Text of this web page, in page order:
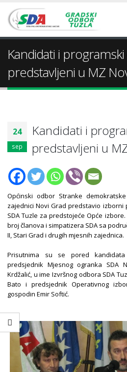
Kandidati i programski
predstavljeni u MZ
24
sep
Kandidati i
predstavljeni u
Općinski odbor Stranke
zajednici Novi Grad predstavio izborni
SDA Tuzle za predstojeće Opće
broj članova i simpatizera SDA sa
II, Stari Grad i drugih mjesnih zajednica.
Prisutnima su se pored
predsjednik Mjesnog ogranka SDA
Krdžalić, u ime Izvršnog odbora SDA
Bato i predsjednik Operativnog
gospodin Emir Softić.